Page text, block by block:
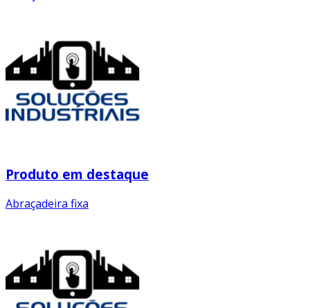
Produto em destaque
Abraçadeira fixa